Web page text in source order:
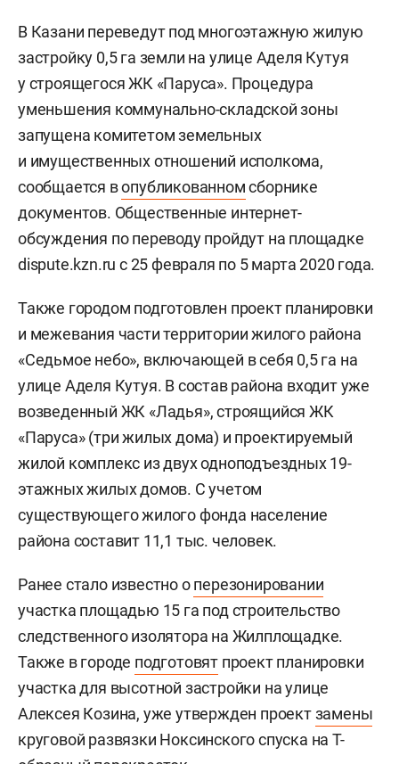
В Казани переведут под многоэтажную жилую
застройку 0,5 га земли на улице Аделя Кутуя
у строящегося ЖК «Паруса». Процедура
уменьшения коммунально-складской зоны
запущена комитетом земельных
и имущественных отношений исполкома,
сообщается вопубликованномсборнике
документов. Общественные интернет-
обсуждения по переводу пройдут на площадке
dispute.kzn.ru с 25 февраля по 5 марта 2020 года.
Также городом подготовлен проект планировки
и межевания части территории жилого района
«Седьмое небо», включающей в себя 0,5 га на
улице Аделя Кутуя. В состав района входит уже
возведенный ЖК «Ладья», строящийся ЖК
«Паруса» (три жилых дома) и проектируемый
жилой комплекс из двух одноподъездных 19-
этажных жилых домов. С учетом
существующего жилого фонда население
района составит 11,1 тыс. человек.
Ранее стало известно оперезонировании
участка площадью 15 га под строительство
следственного изолятора на Жилплощадке.
Также в городе подготовят проект планировки
участка для высотной застройки на улице
Алексея Козина, уже утвержден проектзамены
круговой развязки Ноксинского спуска на Т-